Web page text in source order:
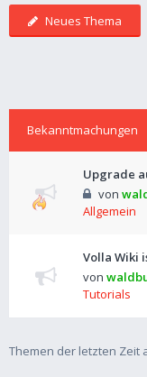
Neues Thema
Bekanntmachungen
Upgrade
von
Allgemein
Volla Wiki
von
Tutorials
Themen der letzten Zeit